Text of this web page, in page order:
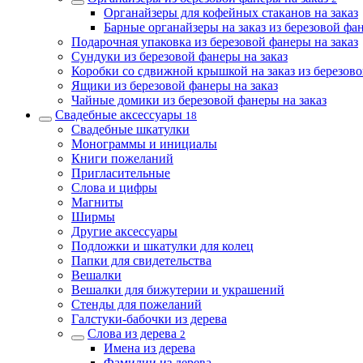
Органайзеры для кофейных стаканов на заказ
Барные органайзеры на заказ из березовой
Подарочная упаковка из березовой фанеры на заказ
Сундуки из березовой фанеры на заказ
Коробки со сдвижной крышкой на заказ из
Ящики из березовой фанеры на заказ
Чайные домики из березовой фанеры на заказ
Свадебные аксессуары 18
Свадебные шкатулки
Монограммы и инициалы
Книги пожеланий
Пригласительные
Слова и цифры
Магниты
Ширмы
Другие аксессуары
Подложки и шкатулки для колец
Папки для свидетельства
Вешалки
Вешалки для бижутерии и украшений
Стенды для пожеланий
Галстуки-бабочки из дерева
Слова из дерева 2
Имена из дерева